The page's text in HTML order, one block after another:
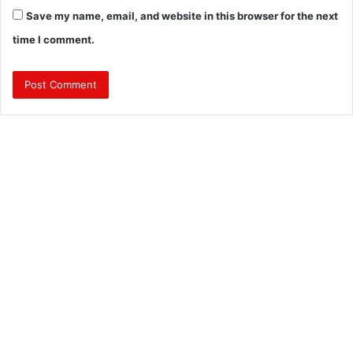
Save my name, email, and website in this browser for the next
time I comment.